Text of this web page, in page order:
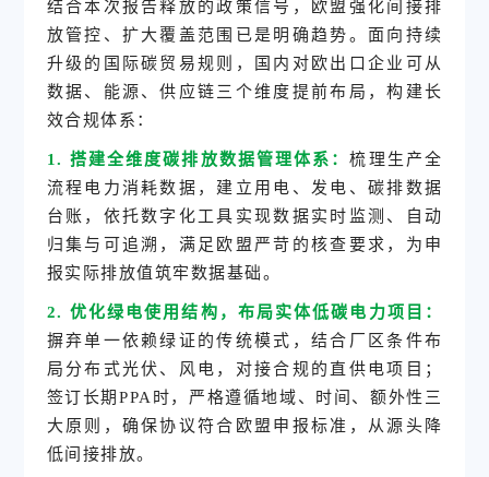
结合本次报告释放的政策信号，欧盟强化间接排
放管控、扩大覆盖范围已是明确趋势。面向持续
升级的国际碳贸易规则，国内对欧出口企业可从
数据、能源、供应链三个维度提前布局，构建长
效合规体系：
1. 搭建全维度碳排放数据管理体系：梳理生产全
流程电力消耗数据，建立用电、发电、碳排数据
台账，依托数字化工具实现数据实时监测、自动
归集与可追溯，满足欧盟严苛的核查要求，为申
报实际排放值筑牢数据基础。
2. 优化绿电使用结构，布局实体低碳电力项目：
摒弃单一依赖绿证的传统模式，结合厂区条件布
局分布式光伏、风电，对接合规的直供电项目；
签订长期PPA时，严格遵循地域、时间、额外性三
大原则，确保协议符合欧盟申报标准，从源头降
低间接排放。